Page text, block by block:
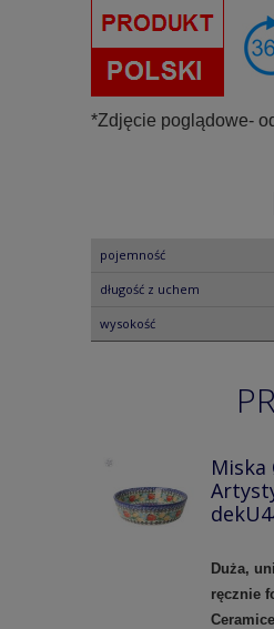
*Zdjęcie poglądowe-
pojemność
długość z uchem
wysokość
Miska
Duża,
ręcznie